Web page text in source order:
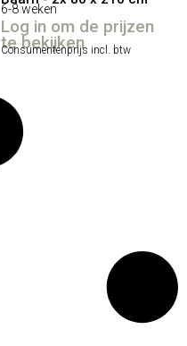
6-8 weken
Log in om de prijzen
te bekijken
Consumentenprijs incl. btw